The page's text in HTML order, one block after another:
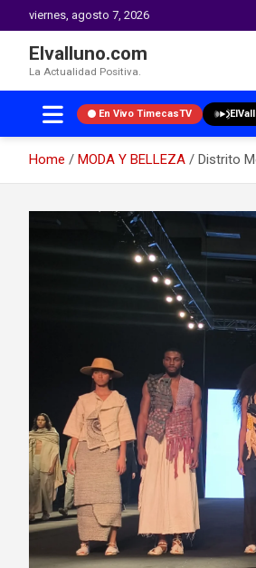
viernes, agosto 7, 2026
Elvalluno.com
La Actualidad Positiva.
En Vivo TimecasTV
Home MODA Y BELLEZA
Distrito